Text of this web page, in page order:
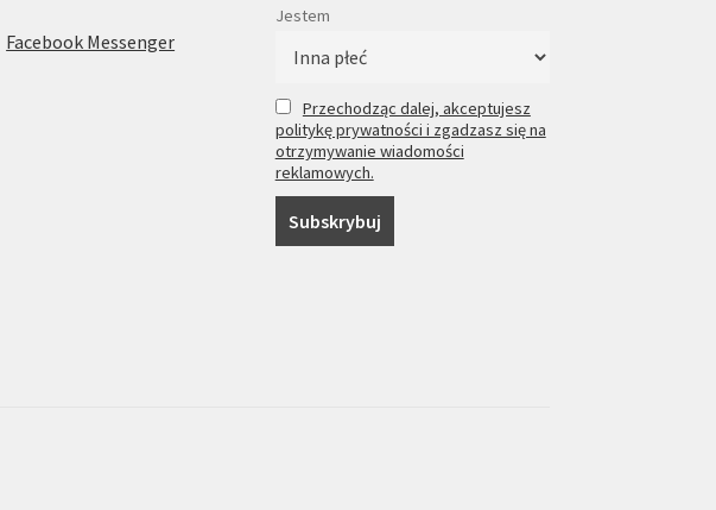
Facebook Messenger
Jestem
Przechodząc dalej, akceptujesz
politykę prywatności i zgadzasz się na
otrzymywanie wiadomości
reklamowych.